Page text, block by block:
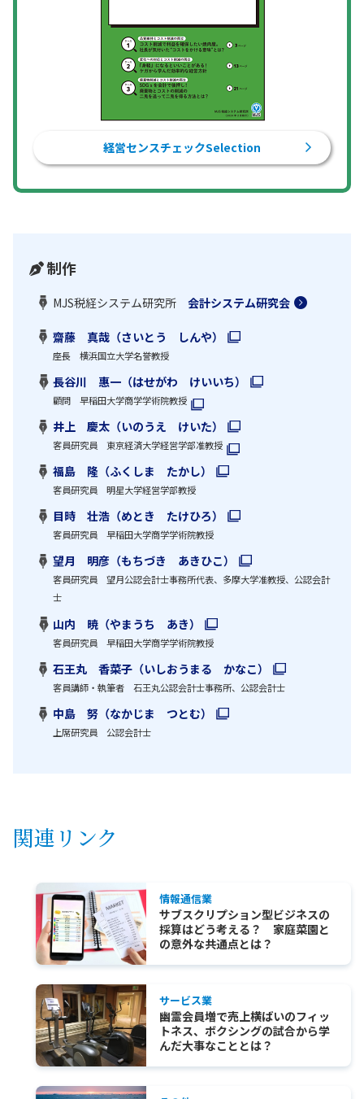
経営センスチェックSelection
制作
MJS税経システム研究所 会計システム研究会
齋藤 真哉（さいとう しんや）
座長 横浜国立大学名誉教授
長谷川 惠一（はせがわ けいいち）
顧問 早稲田大学商学学術院教授
井上 慶太（いのうえ けいた）
客員研究員 東京経済大学経営学部准教授
福島 隆（ふくしま たかし）
客員研究員 明星大学経営学部教授
目時 壮浩（めとき たけひろ）
客員研究員 早稲田大学商学学術院教授
望月 明彦（もちづき あきひこ）
客員研究員 望月公認会計士事務所代表、多摩大学准教授、公認会計
士
山内 暁（やまうち あき）
客員研究員 早稲田大学商学学術院教授
石王丸 香菜子（いしおうまる かなこ）
客員講師・執筆者 石王丸公認会計士事務所、公認会計士
中島 努（なかじま つとむ）
上席研究員 公認会計士
関連リンク
情報通信業
サブスクリプション型ビジネスの
採算はどう考える？ 家庭菜園と
の意外な共通点とは？
サービス業
幽霊会員増で売上横ばいのフィッ
トネス、ボクシングの試合から学
んだ大事なこととは？